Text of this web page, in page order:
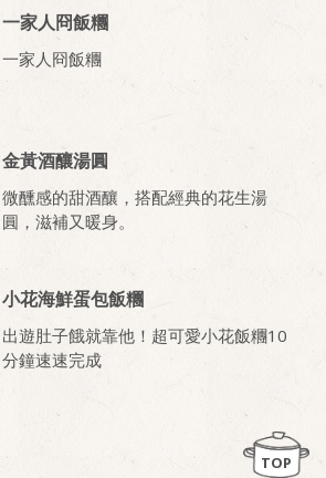
一家人冏飯糰
一家人冏飯糰
金黃酒釀湯圓
微醺感的甜酒釀，搭配經典的花生湯
圓，滋補又暖身。
小花海鮮蛋包飯糰
出遊肚子餓就靠他！超可愛小花飯糰10
分鐘速速完成
TOP